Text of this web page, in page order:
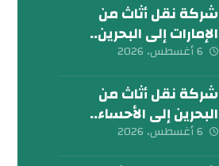
شركة نقل أثاث من
الإمارات إلى البحرين..
كلمنا الآن
6 أغسطس، 2026
شركة نقل أثاث من
البحرين إلى الأحساء..
إتصل بنا الآن
6 أغسطس، 2026